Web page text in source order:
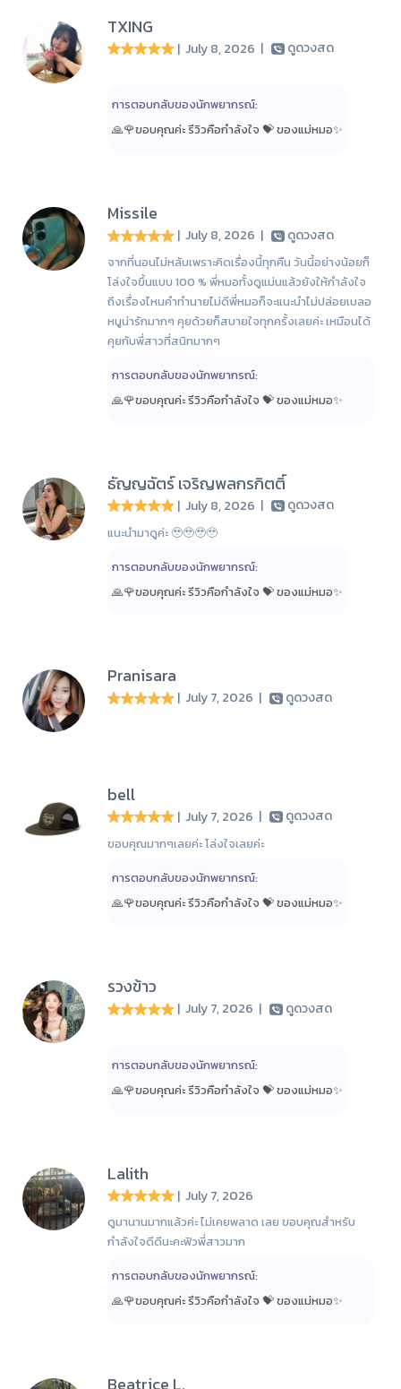
TXING
| July 8, 2026 | ดูดวงสด
การตอบกลับของนักพยากรณ์:
🙏🌹ขอบคุณค่ะ รีวิวคือกำลังใจ 💝 ของแม่หมอ✨️
Missile
| July 8, 2026 | ดูดวงสด
จากที่นอนไม่หลับเพราะคิดเรื่องนี้ทุกคืน วันนี้อย่างน้อยก็
โล่งใจขึ้นแบบ 100 % พี่หมอทั้งดูแม่นแล้วยังให้กำลังใจ
ถึงเรื่องไหนคำทำนายไม่ดีพี่หมอก็จะแนะนำไม่ปล่อยเบลอ
หนูน่ารักมากๆ คุยด้วยก็สบายใจทุกครั้งเลยค่ะ เหมือนได้
คุยกับพี่สาวที่สนิทมากๆ
การตอบกลับของนักพยากรณ์:
🙏🌹ขอบคุณค่ะ รีวิวคือกำลังใจ 💝 ของแม่หมอ✨️
ธัญญฉัตร์ เจริญพลกรกิตติ์
| July 8, 2026 | ดูดวงสด
แนะนำมาดูค่ะ 🥹🥹🥹🥹
การตอบกลับของนักพยากรณ์:
🙏🌹ขอบคุณค่ะ รีวิวคือกำลังใจ 💝 ของแม่หมอ✨️
Pranisara
| July 7, 2026 | ดูดวงสด
bell
| July 7, 2026 | ดูดวงสด
ขอบคุณมากๆเลยค่ะ โล่งใจเลยค่ะ
การตอบกลับของนักพยากรณ์:
🙏🌹ขอบคุณค่ะ รีวิวคือกำลังใจ 💝 ของแม่หมอ✨️
รวงข้าว
| July 7, 2026 | ดูดวงสด
การตอบกลับของนักพยากรณ์:
🙏🌹ขอบคุณค่ะ รีวิวคือกำลังใจ 💝 ของแม่หมอ✨️
Lalith
| July 7, 2026
ดูมานานมากแล้วค่ะ ไม่เคยพลาด เลย ขอบคุณสำหรับ
กำลังใจดีดีนะคะฟิวพี่สาวมาก
การตอบกลับของนักพยากรณ์:
🙏🌹ขอบคุณค่ะ รีวิวคือกำลังใจ 💝 ของแม่หมอ✨️